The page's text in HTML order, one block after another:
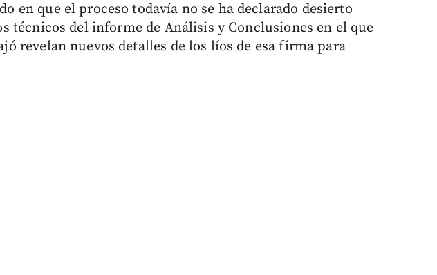
en que el proceso todavía no se ha declarado desierto
técnicos del informe de Análisis y Conclusiones en el que
revelan nuevos detalles de los líos de esa firma para